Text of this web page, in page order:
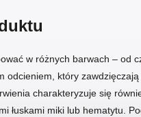
w różnych barwach – od
odcieniem, który
charakteryzuje się
łuskami miki lub hematytu.